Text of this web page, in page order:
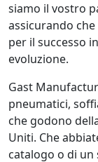
siamo il vostro
assicurando
per il successo
evoluzione.
Gast
pneumatici,
che godono
Uniti. Che
catalogo o di un